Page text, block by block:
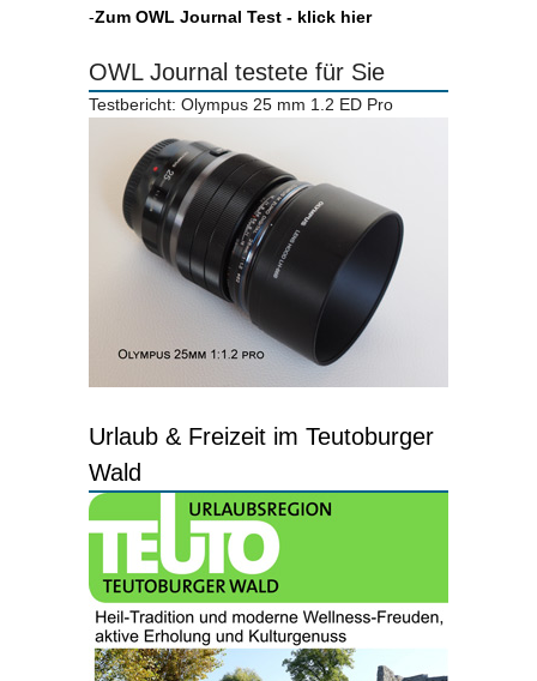
-Zum OWL Journal Test - klick hier
OWL Journal testete für Sie
Testbericht: Olympus 25 mm 1.2 ED Pro
Urlaub & Freizeit im Teutoburger
Wald